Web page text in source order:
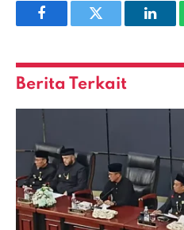
FacebookTwitter
Berita Terkait